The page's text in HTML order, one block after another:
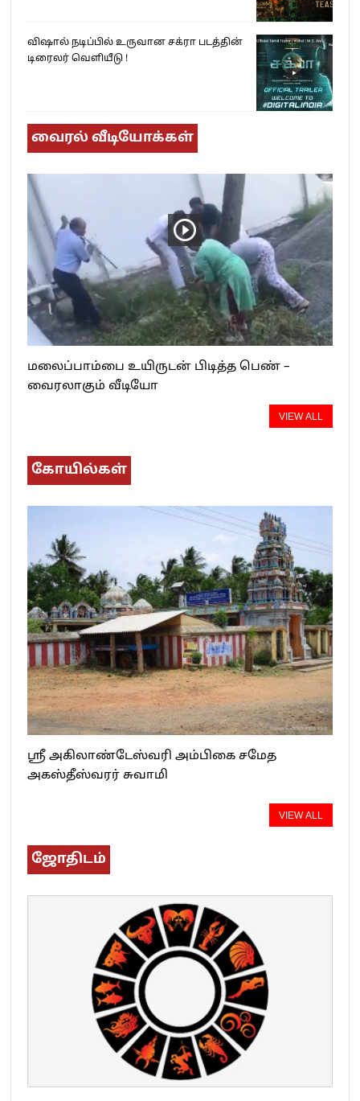
விஷால் நடிப்பில் உருவான சக்ரா படத்தின்
டிரைலர் வெளியீடு !
வைரல் வீடியோக்கள்
மலைப்பாம்பை உயிருடன் பிடித்த பெண் –
வைரலாகும் வீடியோ
VIEW ALL
கோயில்கள்
ஸ்ரீ அகிலாண்டேஸ்வரி அம்பிகை சமேத
அகஸ்தீஸ்வரர் சுவாமி
VIEW ALL
ஜோதிடம்